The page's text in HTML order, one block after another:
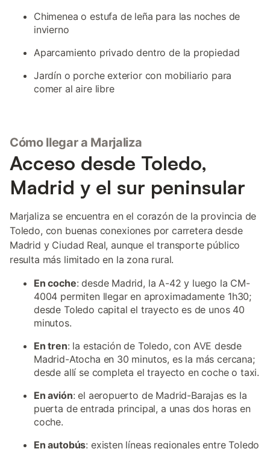
Chimenea o estufa de leña para las noches de
invierno
Aparcamiento privado dentro de la propiedad
Jardín o porche exterior con mobiliario para
comer al aire libre
Cómo llegar a Marjaliza
Acceso desde Toledo,
Madrid y el sur peninsular
Marjaliza se encuentra en el corazón de la provincia de
Toledo, con buenas conexiones por carretera desde
Madrid y Ciudad Real, aunque el transporte público
resulta más limitado en la zona rural.
En coche: desde Madrid, la A-42 y luego la CM-
4004 permiten llegar en aproximadamente 1h30;
desde Toledo capital el trayecto es de unos 40
minutos.
En tren: la estación de Toledo, con AVE desde
Madrid-Atocha en 30 minutos, es la más cercana;
desde allí se completa el trayecto en coche o taxi.
En avión: el aeropuerto de Madrid-Barajas es la
puerta de entrada principal, a unas dos horas en
coche.
En autobús: existen líneas regionales entre Toledo